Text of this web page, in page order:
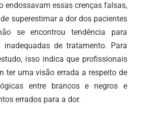
endossavam essas crenças falsas,
superestimar a dor dos pacientes
se encontrou tendência para
inadequadas de tratamento. Para
isso indica que profissionais
ter uma visão errada a respeito de
entre brancos e negros e
errados para a dor.